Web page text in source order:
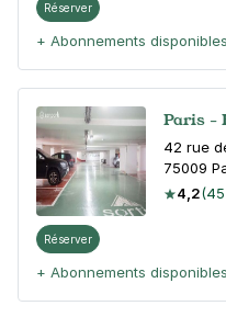
Réserver
+ Abonnements disponibles
Paris -
42 rue
75009
4,2
Réserver
+ Abonnements disponibles